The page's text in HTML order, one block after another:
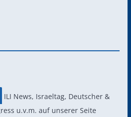
ILI News, Israeltag, Deutscher &
u.v.m. auf unserer Seite